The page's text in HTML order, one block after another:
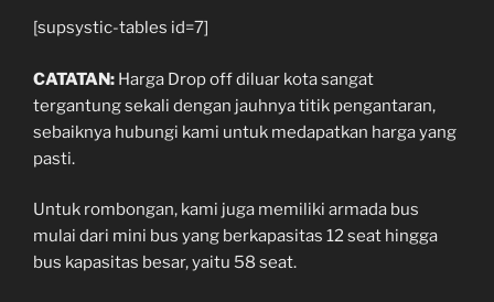
[supsystic-tables id=7]
CATATAN: Harga Drop off diluar kota sangat
tergantung sekali dengan jauhnya titik pengantaran,
sebaiknya hubungi kami untuk medapatkan harga yang
pasti.
Untuk rombongan, kami juga memiliki armada bus
mulai dari mini bus yang berkapasitas 12 seat hingga
bus kapasitas besar, yaitu 58 seat.